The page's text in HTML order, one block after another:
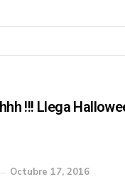
!!! Llega
Octubre 17, 2016